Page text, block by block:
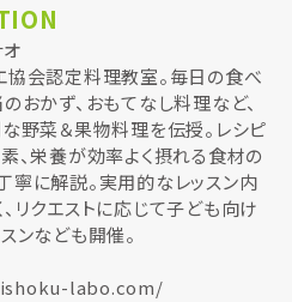
会認定料理教室。毎日の食べ
おかず、おもてなし料理など、
野菜＆果物料理を伝授。レシピ
、栄養が効率よく摂れる食材の
に解説。実用的なレッスン内
リクエストに応じて子ども向け
ンなども開催。
labo.com/